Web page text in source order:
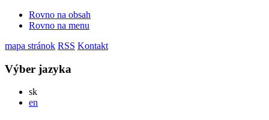
Rovno na obsah
Rovno na menu
mapa stránok RSS Kontakt
Výber jazyka
skSlovensky
en